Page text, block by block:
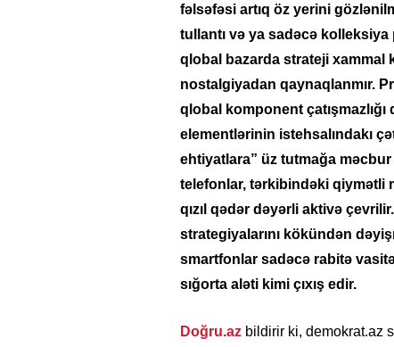
fəlsəfəsi artıq öz yerini
tullantı və ya sadəcə
qlobal bazarda strateji xammal
nostalgiyadan qaynaqlanmır.
qlobal komponent
elementlərinin istehsalındakı
ehtiyatlara” üz tutmağa
telefonlar, tərkibindəki qiymətli
qızıl qədər dəyərli aktivə
strategiyalarını kökündən
smartfonlar sadəcə rabitə
sığorta aləti kimi çıxış edir.
Doğru.az bildirir ki, demokrat.az